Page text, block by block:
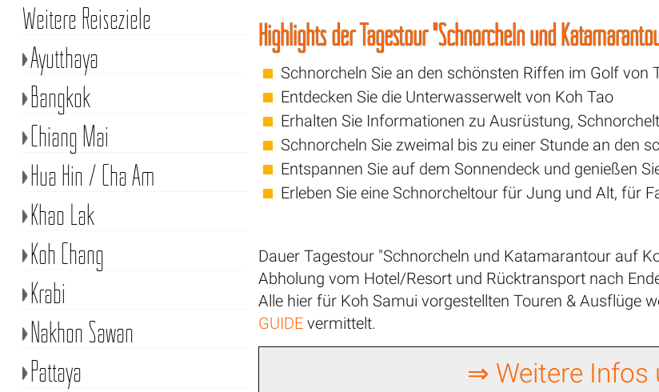
Highlights der Tagestour "Schnorcheln und
Schnorcheln Sie an den schönsten Riffen im Golf von
Entdecken Sie die Unterwasserwelt von Koh Tao
Erhalten Sie Informationen zu Ausrüstung,
Schnorcheln Sie zweimal bis zu einer Stunde an den
Entspannen Sie auf dem Sonnendeck und genießen
Erleben Sie eine Schnorcheltour für Jung und Alt, für
Dauer Tagestour "Schnorcheln und Katamarantour auf
Abholung vom Hotel/Resort und Rücktransport nach
Alle hier für Koh Samui vorgestellten Touren & Ausflüge
GUIDE vermittelt.
⇒ Weitere Infos
Weitere Reiseziele
Ayutthaya
Bangkok
Chiang Mai
Hua Hin / Cha Am
Khao Lak
Koh Chang
Krabi
Nakhon Sawan
Pattaya